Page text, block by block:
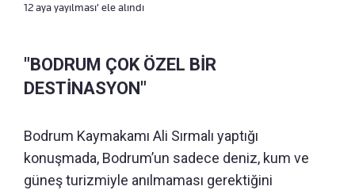
12 aya yayılması' ele alındı
"BODRUM ÇOK ÖZEL BİR
DESTİNASYON"
Bodrum Kaymakamı Ali Sırmalı yaptığı
konuşmada, Bodrum’un sadece deniz, kum ve
güneş turizmiyle anılmaması gerektiğini